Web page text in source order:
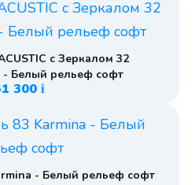
с Зеркалом 32
Белый рельеф софт
300 i
- Белый рельеф софт